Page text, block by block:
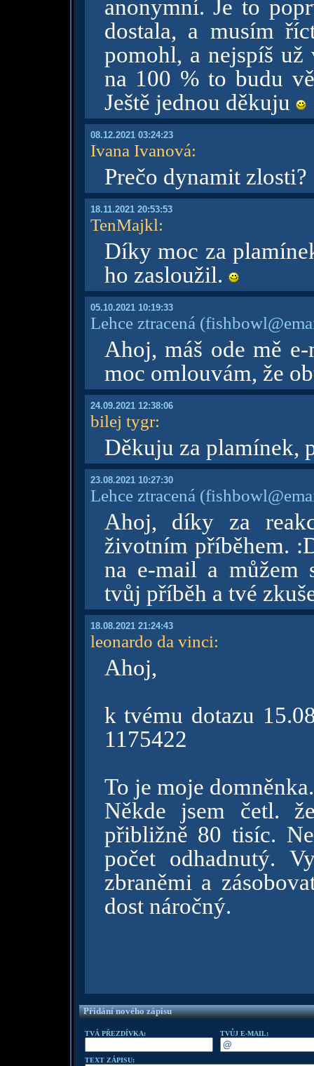
anonymní. Je to
dostala, a musím
pomohl, a nejspíš
na 100 % to budu
Ještě jednou děkuju
08.12.2021 03:24:23
Ivana Ivanová:
Prečo dynamit zlosti?
18.11.2021 20:53:53
TenMajkl:
Díky moc za
ho zasloužil.
05.10.2021 10:19:33
Lehce ztracená
Ahoj, máš ode mě
moc omlouvám, že
24.09.2021 12:38:06
bilej tygr:
Děkuju za plamínek,
23.08.2021 10:27:30
Lehce ztracená
Ahoj, díky za
životním příběhem.
na e-mail a můžem
tvůj příběh a tvé
18.08.2021 21:24:43
leonardo da vinci:
Ahoj,
k tvému dotazu
1175422
To je moje domněnka.
Někde jsem četl.
přibližně 80 tisíc.
počet odhadnutý.
zbraněmi a
dost náročný.
Přidání nového zápisu
TVÁ PŘEZDÍVKA: TVŮJ E-MAIL:
TEXT ZÁPISU: